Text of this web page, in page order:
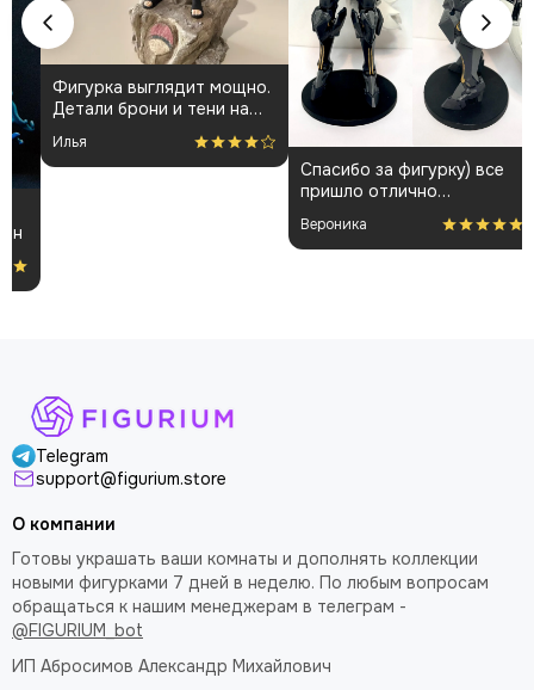
Фигурка выглядит мощно.
Детали брони и тени на
плаще проработаны
аккуратно. Пришла быстро
и без повреждений.
Немного шатались
как влитая. В целом
доволен
Илья
Спасибо за фигурку) все
пришло отлично
упакованным. Отдельная
благодарность за
покраску модели.
Вероника
Telegram
support@figurium.store
О компании
Готовы украшать ваши комнаты и дополнять коллекции
новыми фигурками 7 дней в неделю. По любым вопросам
обращаться к нашим менеджерам в телеграм -
@FIGURIUM_bot
ИП Абросимов Александр Михайлович